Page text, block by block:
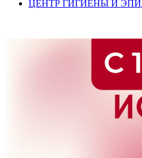
ЦЕНТР ГИГИЕНЫ И